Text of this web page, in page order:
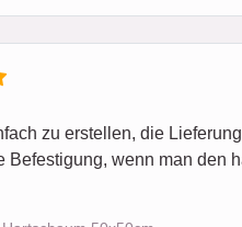
zu erstellen, die
Befestigung, wenn man den